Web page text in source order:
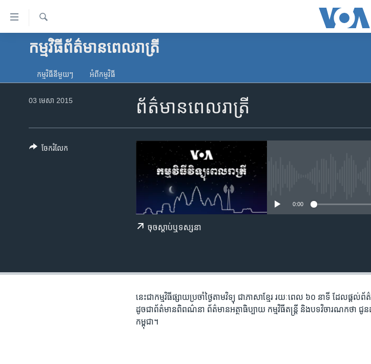
ទៅ​
គេហទំព័រ​
ទាក់ទង
និង​អាមេរិក
រក
កម្មវិធី​ព័ត៌មាន​ពេលរាត្រី
ទទួល​​​សេវា​​​
កម្មវិធី​នីមួយៗ អំពី​កម្មវិធី​
ព័ត៌មានពេលរាត្រី
03 មេសា 2015
0:00
ចុច​​ស្តាប់​ឬ​ទស្សនា
ចែករំលែក
នេះ​ជា​កម្ម​វិធី​ផ្សាយ​ប្រចាំ​ថ្ងៃ​តាម​វិទ្យុ ​ជាភាសា​ខ្មែរ​ រយៈ​ពេល​ ៦០​ នាទី ដែល​ផ្
ដូច​ជា​ព័ត៌មាន​ពិពណ៌នា ព័ត៌មាន​អត្ថាធិប្បាយ​ កម្ម​វិធី​តន្ត្រី ​និង​បទ​វិចារណកថា​ ជូន​
កម្ពុជា។